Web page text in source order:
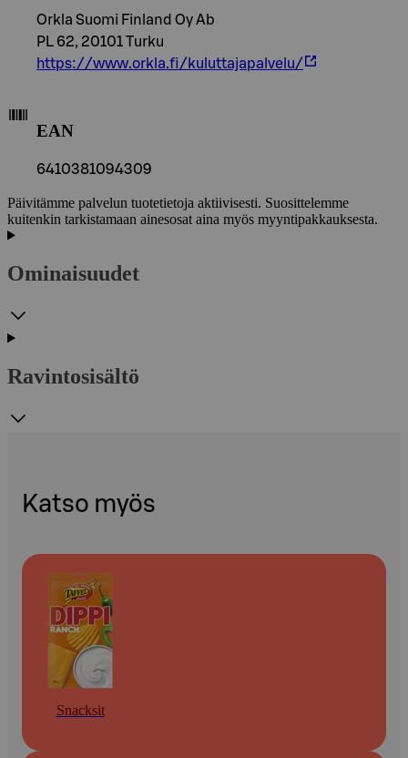
Orkla Suomi Finland Oy Ab
PL 62, 20101 Turku
https://www.orkla.fi/kuluttajapalvelu/
EAN
6410381094309
Päivitämme palvelun tuotetietoja aktiivisesti. Suosittelemme
kuitenkin tarkistamaan ainesosat aina myös myyntipakkauksesta.
Ominaisuudet
Ravintosisältö
Katso myös
Snacksit